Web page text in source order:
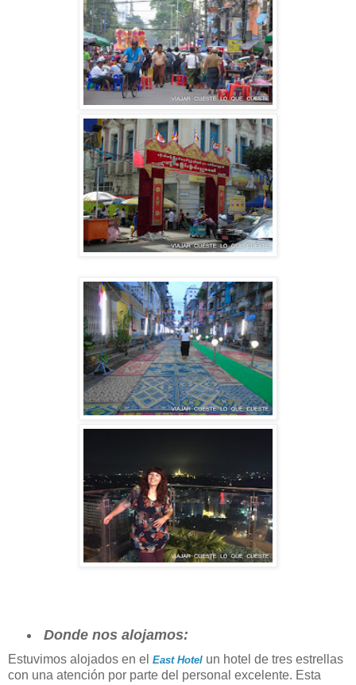
Donde nos alojamos:
Estuvimos alojados en el East Hotel un hotel de tres estrellas
con una atención por parte del personal excelente. Esta